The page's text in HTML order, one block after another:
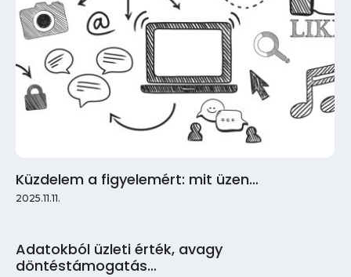
Küzdelem a figyelemért: mit üzen…
2025.11.11.
Adatokból üzleti érték, avagy
döntéstámogatás…